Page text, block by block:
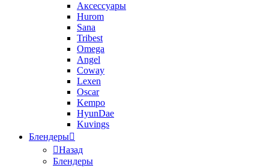
Аксессуары
Hurom
Sana
Tribest
Omega
Angel
Coway
Lexen
Oscar
Kempo
HyunDae
Kuvings
Блендеры
Назад
Блендеры